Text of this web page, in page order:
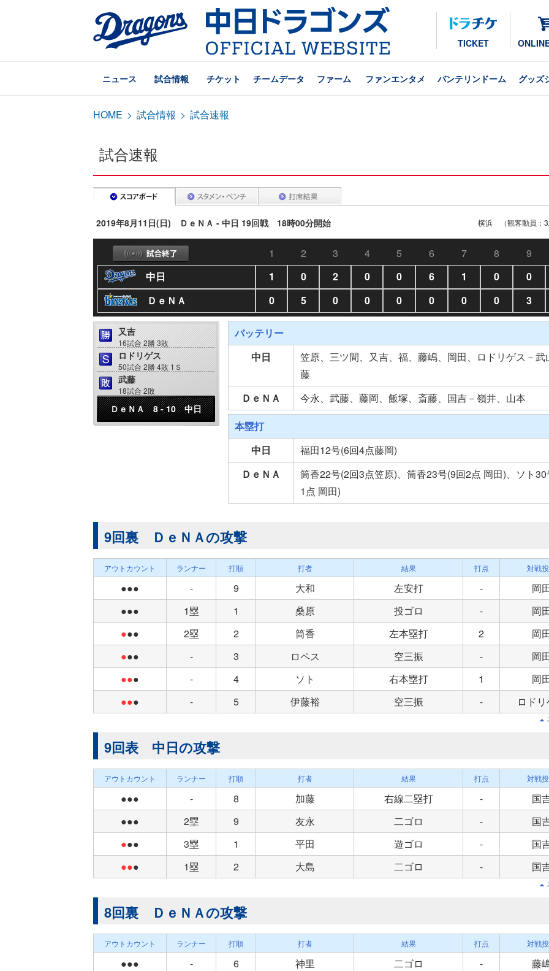
TICKET
ニュース 試合情報 チケット チームデータ ファーム ファンエンタメ バンテリンドーム グッズ
HOME > 試合情報 > 試合速報
試合速報
2019年8月11日(日) ＤｅＮＡ - 中日 19回戦 18時00分開始 横浜 （観客動員：
1 2 3 4 5 6 7 8 9
中日
1 0 2 0 0 6 1 0 0
ＤｅＮＡ
0 5 0 0 0 0 0 0 3
又吉
16試合 2勝 3敗
ロドリゲス
50試合 2勝 4敗 1Ｓ
武藤
18試合 2敗
ＤｅＮＡ 8 - 10 中日
バッテリー
中日
笠原、三ツ間、又吉、福、藤嶋、岡田、ロドリゲス－武
藤
ＤｅＮＡ
今永、武藤、藤岡、飯塚、斎藤、国吉－嶺井、山本
本塁打
中日
福田12号(6回4点藤岡)
ＤｅＮＡ
筒香22号(2回3点笠原)、筒香23号(9回2点 岡田)、ソト30
1点 岡田)
9回裏 ＤｅＮＡの攻撃
アウトカウント ランナー 打順 打者 結果 打点 対戦
●●● - 9 大和 左安打 -
岡
●●●
1塁 1 桑原 投ゴロ -
岡
●●● 2塁 2 筒香 左本塁打 2
岡
●●● - 3 ロペス 空三振 -
岡
●●● - 4 ソト 右本塁打 1
岡
●●● - 5 伊藤裕 空三振 - ロド
9回表 中日の攻撃
アウトカウント ランナー 打順 打者 結果 打点 対戦
●●● - 8 加藤 右線二塁打 -
国
●●●
2塁 9 友永 二ゴロ -
国
●●● 3塁 1 平田 遊ゴロ -
国
●●● 1塁 2 大島 二ゴロ - 国
8回裏 ＤｅＮＡの攻撃
アウトカウント ランナー 打順 打者 結果 打点 対戦
●●● - 6 神里 二ゴロ -
藤